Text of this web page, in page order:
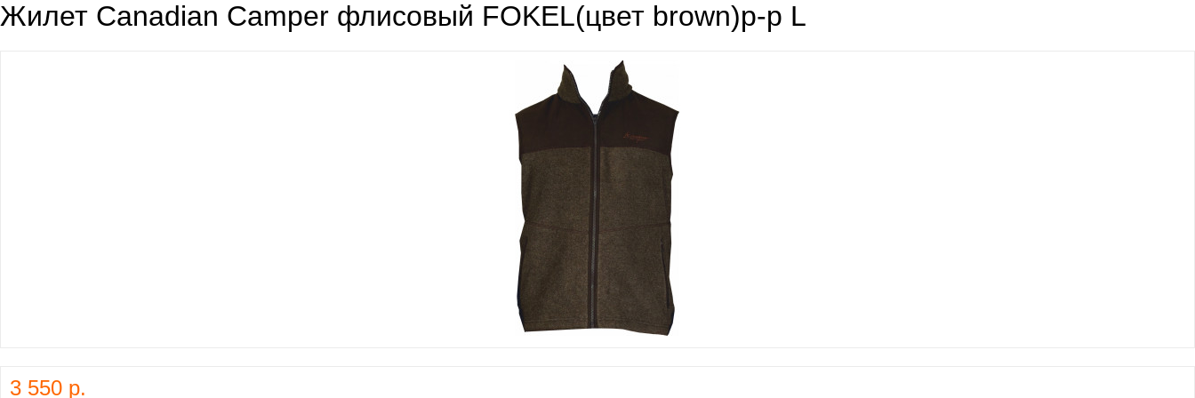
Жилет Canadian Camper флисовый FOKEL(цвет brown)р-р L
3 550 р.